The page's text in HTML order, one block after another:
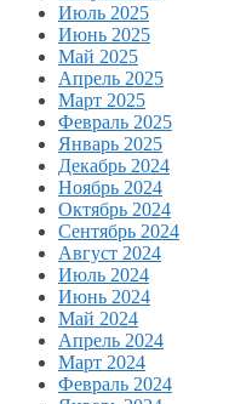
Июль 2025
Июнь 2025
Май 2025
Апрель 2025
Март 2025
Февраль 2025
Январь 2025
Декабрь 2024
Ноябрь 2024
Октябрь 2024
Сентябрь 2024
Август 2024
Июль 2024
Июнь 2024
Май 2024
Апрель 2024
Март 2024
Февраль 2024